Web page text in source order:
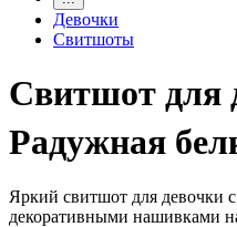
Девочки
Свитшоты
Свитшот для
Радужная
Яркий cвитшот для девочки
декоративными нашивками